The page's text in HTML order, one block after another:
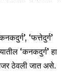
‘फत्तेदुर्ग’
‘कनकदुर्ग’ हा
ठेवली जात असे.